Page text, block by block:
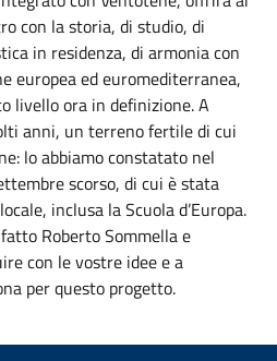
con la storia, di studio, di
in residenza, di armonia con
europea ed euromediterranea,
livello ora in definizione. A
anni, un terreno fertile di cui
lo abbiamo constatato nel
scorso, di cui è stata
inclusa la Scuola d’Europa.
Roberto Sommella e
con le vostre idee e a
per questo progetto.